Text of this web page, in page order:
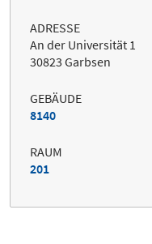
ADRESSE
An der Universität 1
30823 Garbsen
GEBÄUDE
8140
RAUM
201